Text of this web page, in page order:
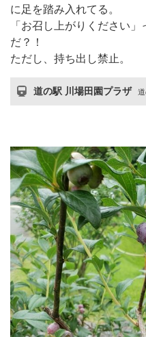
に足を踏み入れてる。
「お召し上がりください
だ？！
ただし、持ち出し禁止。
道の駅 川場田園プラザ